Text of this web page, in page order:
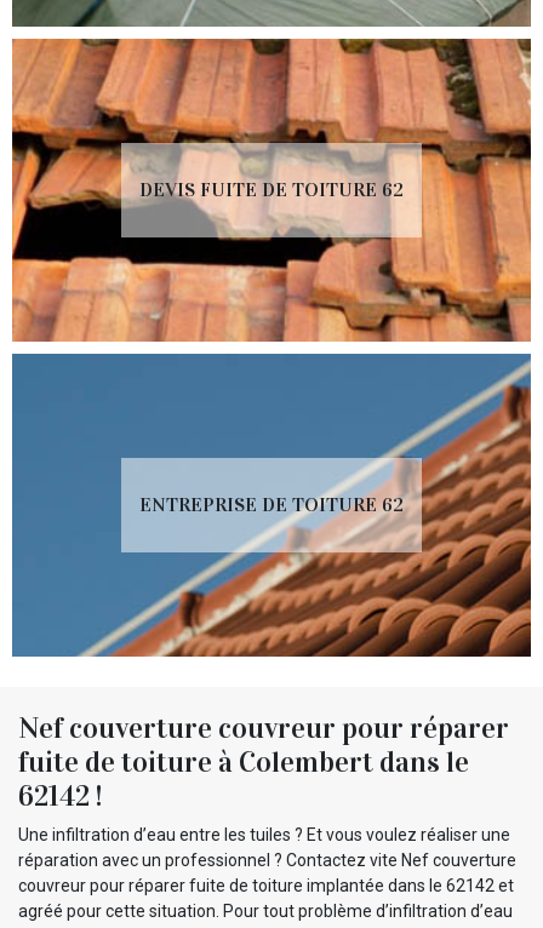
DEVIS FUITE DE TOITURE 62
ENTREPRISE DE TOITURE 62
Nef couverture couvreur pour réparer
fuite de toiture à Colembert dans le
62142 !
Une infiltration d’eau entre les tuiles ? Et vous voulez réaliser une
réparation avec un professionnel ? Contactez vite Nef couverture
couvreur pour réparer fuite de toiture implantée dans le 62142 et
agréé pour cette situation. Pour tout problème d’infiltration d’eau